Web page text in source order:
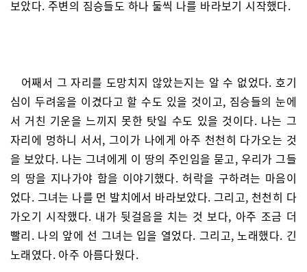
보았다. 주변의 짐승들도 하나 둘씩 나를 바라보기 시작했다.
어째서 그 자리를 도망치지 않았는지는 알 수 없었다. 호기
심이 두려움을 이겼다고 할 수도 있을 것이고, 짐승들의 눈에
서 거친 기운을 느끼지 못한 탓일 수도 있을 것이다. 나는 그
자리에 멍하니 서서, 그이가 나에게 아주 천천히 다가오는 것
을 보았다. 나는 그녀에게 이 땅의 주인임을 묻고, 우리가 그들
의 땅을 지나가야 함을 이야기했다. 허락을 구하려는 마음이
었다. 그녀는 나를 먼 발치에서 바라보았다. 그리고, 천천히 다
가오기 시작했다. 내가 뒷걸음을 치는 것 보다, 아주 조금 더
빨리. 나의 앞에 선 그녀는 입을 열었다. 그리고, 노래했다. 긴
노래였다. 아주 아름다웠다.